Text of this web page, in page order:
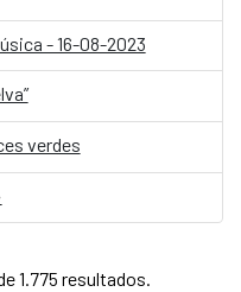
- 16-08-2023
verdes
1.775 resultados.